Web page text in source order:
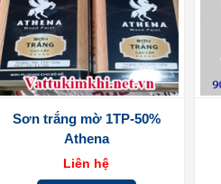
Sơn trắng mờ 1TP-50%
Athena
Liên hệ